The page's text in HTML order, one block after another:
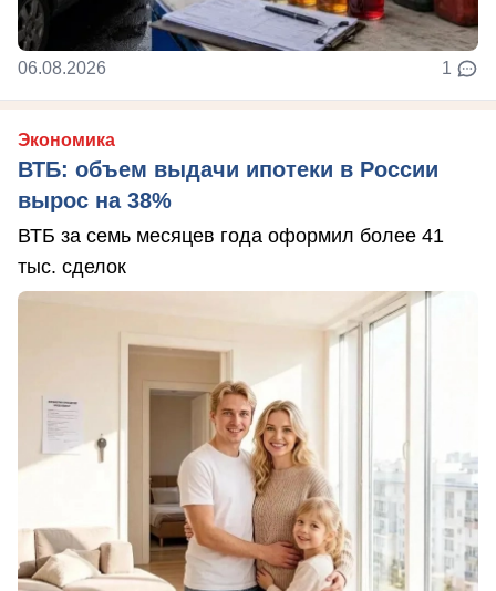
06.08.2026 1
Экономика
ВТБ: объем выдачи ипотеки в России
вырос на 38%
ВТБ за семь месяцев года оформил более 41
тыс. сделок